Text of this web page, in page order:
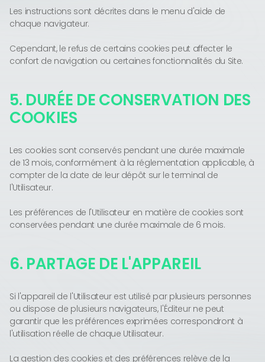
Les instructions sont décrites dans le menu d'aide de
chaque navigateur.
Cependant, le refus de certains cookies peut affecter le
confort de navigation ou certaines fonctionnalités du Site.
5. DURÉE DE CONSERVATION DES
COOKIES
Les cookies sont conservés pendant une durée maximale
de 13 mois, conformément à la réglementation applicable, à
compter de la date de leur dépôt sur le terminal de
l'Utilisateur.
Les préférences de l'Utilisateur en matière de cookies sont
conservées pendant une durée maximale de 6 mois.
6. PARTAGE DE L'APPAREIL
Si l'appareil de l'Utilisateur est utilisé par plusieurs personnes
ou dispose de plusieurs navigateurs, l'Éditeur ne peut
garantir que les préférences exprimées correspondront à
l'utilisation réelle de chaque Utilisateur.
La gestion des cookies et des préférences relève de la